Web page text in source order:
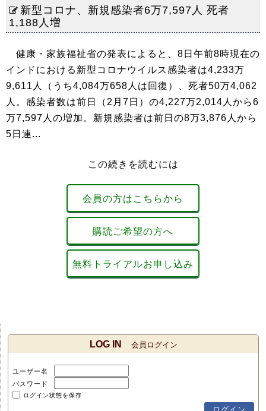
新型コロナ、新規感染者6万7,597人 死者
1,188人増
健康・家族福祉省の発表によると、8日午前8時現在の
インドにおける新型コロナウイルス感染者は4,233万
9,611人（うち4,084万658人は回復）、死者50万4,062
人。感染者数は前日（2月7日）の4,227万2,014人から6
万7,597人の増加。新規感染者は前日の8万3,876人から
5日連...
この続きを読むには
会員の方はこちらから
購読ご希望の方へ
無料トライアルお申し込み
LOG IN 会員ログイン
ユーザー名
パスワード
ログイン状態を保存